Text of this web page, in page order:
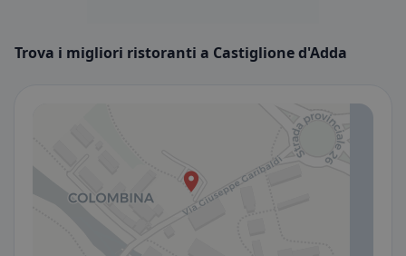
Trova i migliori ristoranti a Castiglione d'Adda